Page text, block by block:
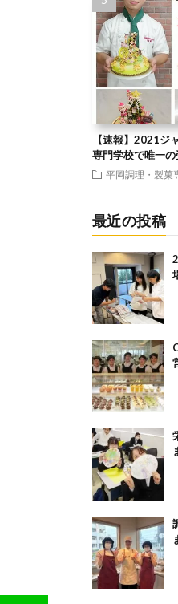
【速報】2021ジ
専門学校で唯一の
平岡調理・製菓
最近の投稿